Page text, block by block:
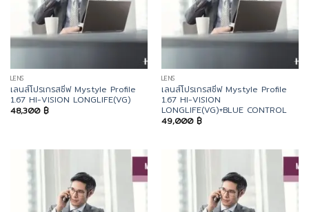
LENS
เลนส์โปรเกรสซีฟ Mystyle Profile
1.67 HI-VISION LONGLIFE(VG)
48,300 ฿
LENS
เลนส์โปรเกรสซีฟ Mystyle Profile
1.67 HI-VISION
LONGLIFE(VG)+BLUE CONTROL
49,000 ฿